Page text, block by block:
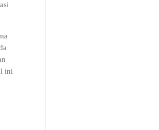
ini